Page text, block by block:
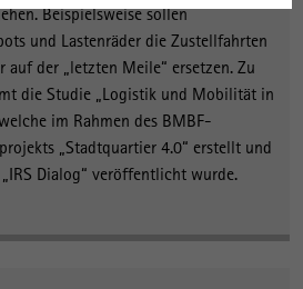
Beispielsweise sollen
und Lastenräder die Zustellfahrten
auf der „letzten Meile“ ersetzen. Zu
die Studie „Logistik und Mobilität in
im Rahmen des BMBF-
„Stadtquartier 4.0“ erstellt und
Dialog“ veröffentlicht wurde.